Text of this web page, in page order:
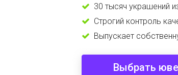
30 тысяч украшений
Строгий контроль
Выпускает
Выбрать